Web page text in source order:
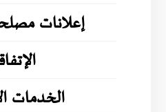
إعلانات
الخدمات